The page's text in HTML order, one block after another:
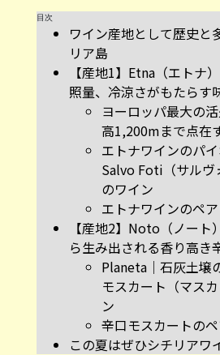
目次
ワイン産地として歴史と
リア島
【産地1】Etna（エトナ
照量、冷涼さがもたらす
ヨーロッパ最大の
高1,200mまで点在
エトナワインのパ
Salvo Foti（サルヴ
のワイン
エトナワインのペ
【産地2】Noto（ノート
ら生み出される香り高き
Planeta｜石灰土壌
モスカート（マス
ン
辛口モスカートの
この夏はぜひシチリアワ